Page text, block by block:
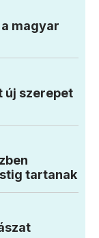
magyar
új szerepet
tartanak